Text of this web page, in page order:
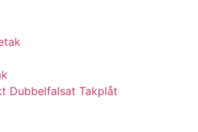
Dubbelfalsat Takplåt